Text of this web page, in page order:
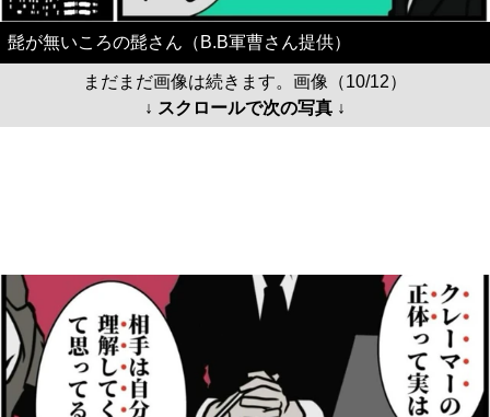
髭が無いころの髭さん（B.B軍曹さん提供）
まだまだ画像は続きます。画像（10/12）
↓ スクロールで次の写真 ↓